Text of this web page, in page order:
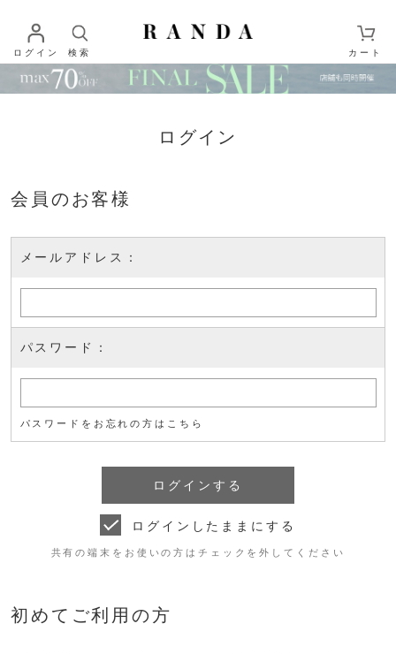
ログイン 検索 カート
ログイン
会員のお客様
メールアドレス：
パスワード：
パスワードをお忘れの方はこちら
ログインしたままにする
共有の端末をお使いの方はチェックを外してください
初めてご利用の方